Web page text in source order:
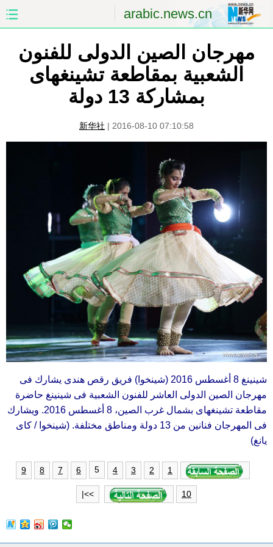
arabic.news.cn
الصين الصفحة الأولى
الشرق الأوسط العالم
العلوم والصحة الثقافة والتعليم
السياحة والبيئة
مؤتمر صحفى للخارجية الصور
مهرجان الصين الدولى للفنون
الشعبية بمقاطعة تشينغهاى
بمشاركة 13 دولة
新华社 | 2016-08-10 07:10:58
شينينغ 8 أغسطس 2016 (شينخوا) فريق رقص هندى يشارك فى
مهرجان الصين الدولى العاشر للفنون الشعبية فى شينينغ حاضرة
مقاطعة تشينغهاى بشمال غرب الصين، 8 أغسطس 2016. ويشارك
فى المهرجان فنانين من 13 دولة ومناطق مختلفة. (شينخوا / كاى
يانغ)
1
2
3
4
5
6
7
8
9
10
>>|